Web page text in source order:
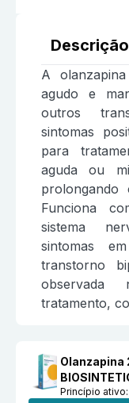
A
agudo e
outros
sintomas
para
aguda ou
Funciona
sistema
sintomas
transtorno
tratamento,
Olanzapina
Princípio